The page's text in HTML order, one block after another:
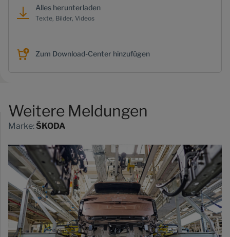
Alles herunterladen
Texte, Bilder, Videos
Zum Download-Center hinzufügen
Weitere Meldungen
Marke: ŠKODA